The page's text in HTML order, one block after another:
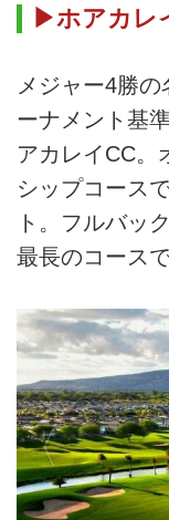
▶ホアカレ
メジャー4勝
ーナメント基
アカレイCC。
シップコース
ト。フルバッ
最長のコースで